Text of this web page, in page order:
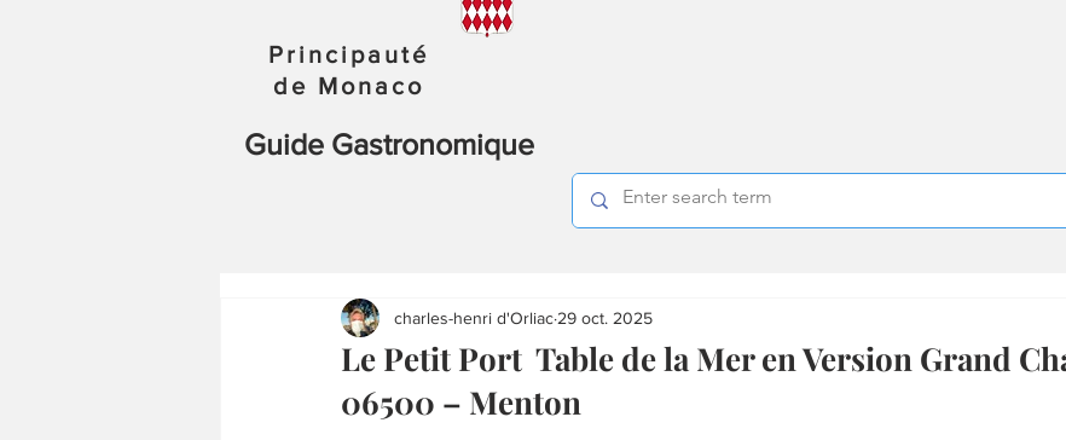
Principauté
de Monaco
Guide Gastronomique
Le Petit Port Table de la Mer en Version Grand
06500 – Menton
charles-henri d'Orliac 29 oct. 2025